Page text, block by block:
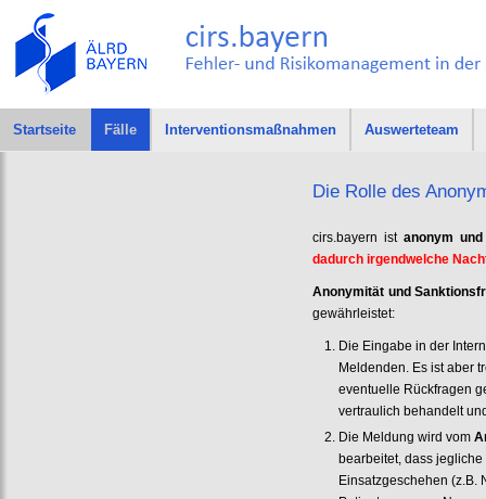
Startseite Fälle Interventionsmaßnahmen Auswerteteam
Die Rolle des
cirs.bayern istanonym
dadurch irgendwelche
Anonymität und
gewährleistet:
Die Eingabe in der
Meldenden. Es ist aber
eventuelle Rückfragen
vertraulich behandelt
Die Meldung wird vom
bearbeitet, dass
Einsatzgeschehen (z.B.